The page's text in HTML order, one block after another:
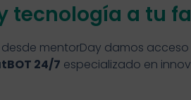
tecnología a tu
mentorDay damos
24/7 especializado en